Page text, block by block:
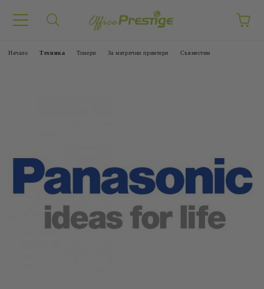
Начало Техника Тонери За матрични принтери Съвместим